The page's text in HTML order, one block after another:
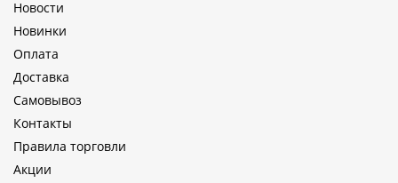
Новости
Новинки
Оплата
Доставка
Самовывоз
Контакты
Правила торговли
Акции